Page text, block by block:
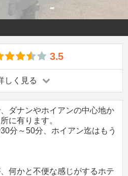
3.5
しく見る
ダナンやホイアンの中心地か
に有ります。
分～50分、ホイアン迄はもう
何かと不便な感じがするホテ